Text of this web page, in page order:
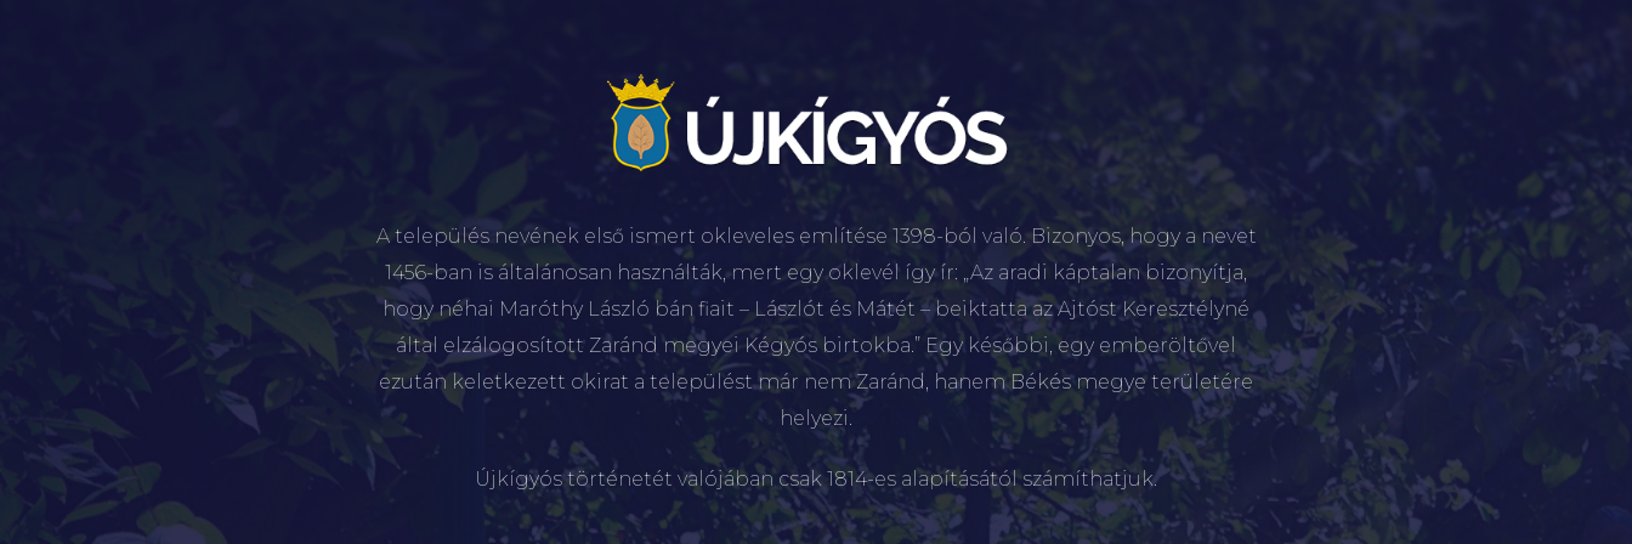
A település nevének első ismert okleveles említése 1398-ból való. Bizonyos, hogy a nevet
1456-ban is általánosan használták, mert egy oklevél így ír: „Az aradi káptalan bizonyítja,
hogy néhai Maróthy László bán fiait – Lászlót és Mátét – beiktatta az Ajtóst Keresztélyné
által elzálogosított Zaránd megyei Kégyós birtokba.” Egy későbbi, egy emberöltővel
ezután keletkezett okirat a települést már nem Zaránd, hanem Békés megye területére
helyezi.
Újkígyós történetét valójában csak 1814-es alapításától számíthatjuk.